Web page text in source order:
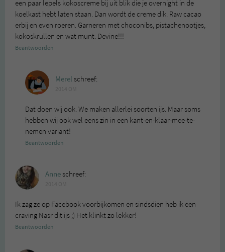
een paar lepels kokoscreme bij uit blik die je overnight in de
koelkast hebt laten staan. Dan wordt de creme dik. Raw cacao
erbij en even roeren. Garneren met choconibs, pistachenootjes,
kokoskrullen en wat munt. Devine!!!
Beantwoorden
Merel schreef:
Dat doen wij ook. We maken allerlei soorten ijs. Maar soms
hebben wij ook wel eens zin in een kant-en-klaar-mee-te-
nemen variant!
Beantwoorden
Anneschreef:
Ik zag ze op Facebook voorbijkomen en sindsdien heb ik een
craving Nasr dit ijs ;) Het klinkt zo lekker!
Beantwoorden